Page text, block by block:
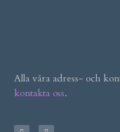
Alla våra adress- och
kontakta oss.